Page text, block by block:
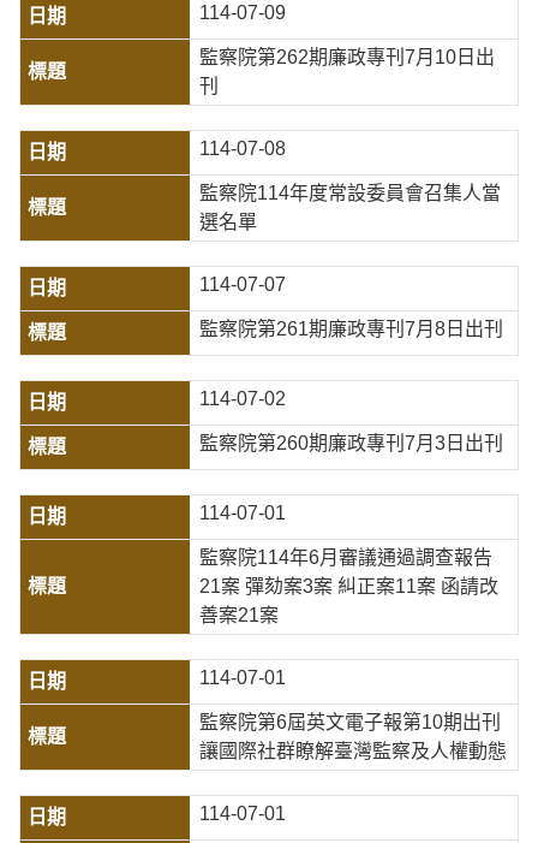
114-07-09
監察院第262期廉政專刊7月10日出
刊
114-07-08
監察院114年度常設委員會召集人當
選名單
114-07-07
監察院第261期廉政專刊7月8日出刊
114-07-02
監察院第260期廉政專刊7月3日出刊
114-07-01
監察院114年6月審議通過調查報告
21案 彈劾案3案 糾正案11案 函請改
善案21案
114-07-01
監察院第6屆英文電子報第10期出刊
讓國際社群瞭解臺灣監察及人權動態
114-07-01